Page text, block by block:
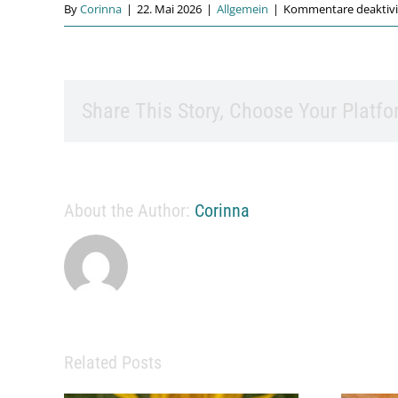
ByCorinna | 22. Mai 2026 | Allgemein | Kommentare
Share This Story, Choose Your
About the Author: Corinna
Related Posts